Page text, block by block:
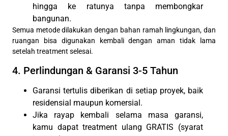
hingga ke ratunya tanpa membongkar
bangunan.
Semua metode dilakukan dengan bahan ramah lingkungan, dan
ruangan bisa digunakan kembali dengan aman tidak lama
setelah treatment selesai.
4. Perlindungan & Garansi 3-5 Tahun
Garansi tertulis diberikan di setiap proyek, baik
residensial maupun komersial.
Jika rayap kembali selama masa garansi,
kamu dapat treatment ulang GRATIS (syarat